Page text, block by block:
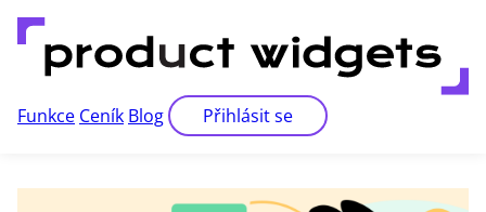
Funkce Ceník Blog Přihlásit se